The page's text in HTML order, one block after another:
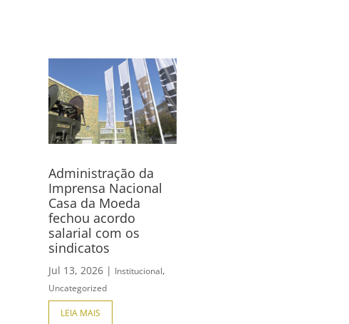
Administração da
Imprensa Nacional
Casa da Moeda
fechou acordo
salarial com os
sindicatos
Jul 13, 2026 | Institucional,
Uncategorized
LEIA MAIS